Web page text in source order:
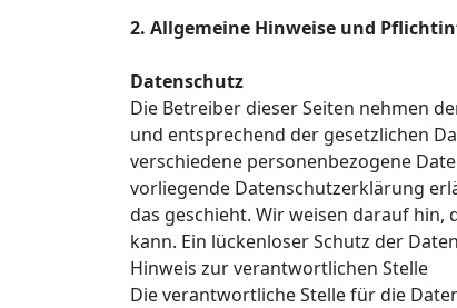
2. Allgemeine Hinweise und
Datenschutz
Die Betreiber dieser Seiten nehmen
und entsprechend der gesetzlichen
verschiedene personenbezogene
vorliegende Datenschutzerklärung
das geschieht. Wir weisen darauf
kann. Ein lückenloser Schutz der
Hinweis zur verantwortlichen Stelle
Die verantwortliche Stelle für die